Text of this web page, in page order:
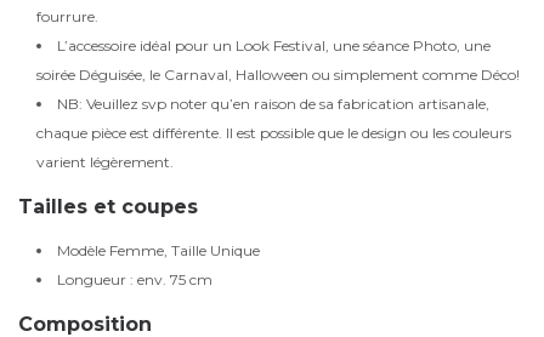
fourrure.
L’accessoire idéal pour un Look Festival, une séance Photo, une
soirée Déguisée, le Carnaval, Halloween ou simplement comme Déco!
NB: Veuillez svp noter qu’en raison de sa fabrication artisanale,
chaque pièce est différente. Il est possible que le design ou les couleurs
varient légèrement.
Tailles et coupes
Modèle Femme, Taille Unique
Longueur : env. 75 cm
Composition